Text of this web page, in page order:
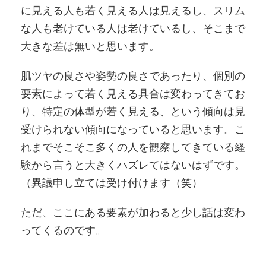
に見える人も若く見える人は見えるし、スリム
な人も老けている人は老けているし、そこまで
大きな差は無いと思います。
肌ツヤの良さや姿勢の良さであったり、個別の
要素によって若く見える具合は変わってきてお
り、特定の体型が若く見える、という傾向は見
受けられない傾向になっていると思います。こ
れまでそこそこ多くの人を観察してきている経
験から言うと大きくハズレてはないはずです。
（異議申し立ては受け付けます（笑）
ただ、ここにある要素が加わると少し話は変わ
ってくるのです。